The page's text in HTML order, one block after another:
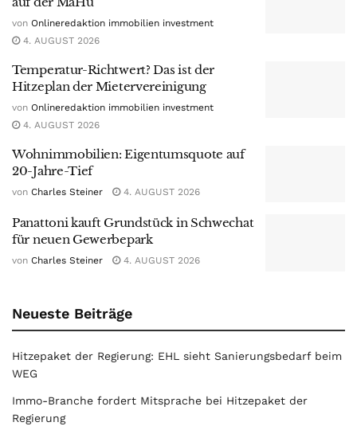
von Onlineredaktion immobilien investment
4. AUGUST 2026
Temperatur-Richtwert? Das ist der
Hitzeplan der Mietervereinigung
von Onlineredaktion immobilien investment
4. AUGUST 2026
Wohnimmobilien: Eigentumsquote auf
20-Jahre-Tief
von Charles Steiner 4. AUGUST 2026
Panattoni kauft Grundstück in Schwechat
für neuen Gewerbepark
von Charles Steiner 4. AUGUST 2026
Neueste Beiträge
Hitzepaket der Regierung: EHL sieht Sanierungsbedarf beim
WEG
Immo-Branche fordert Mitsprache bei Hitzepaket der
Regierung